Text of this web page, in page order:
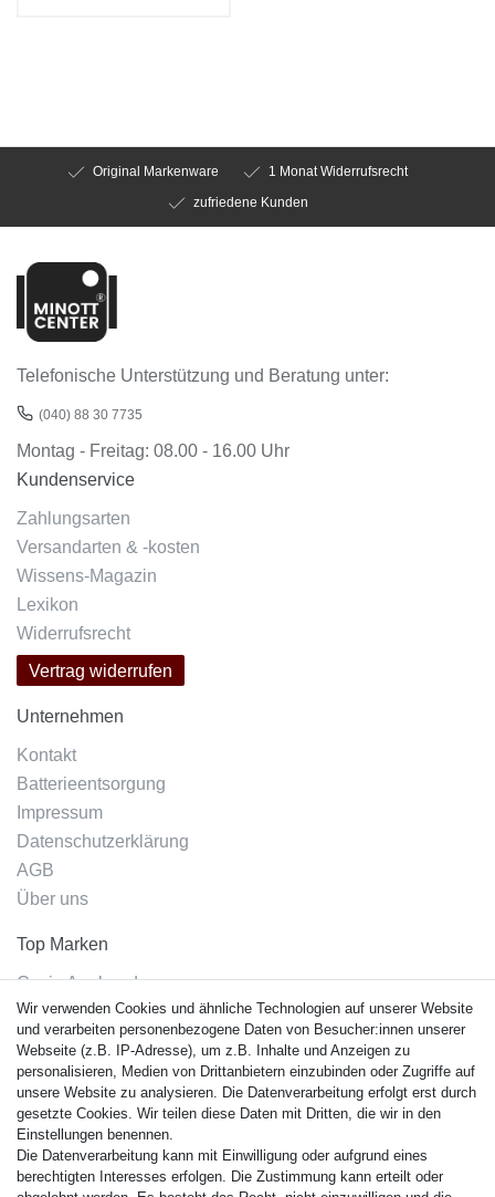
Original Markenware
1 Monat Widerrufsrecht
zufriedene Kunden
Telefonische Unterstützung und Beratung unter:
(040) 88 30 7735
Montag - Freitag: 08.00 - 16.00 Uhr
Kundenservice
Zahlungsarten
Versandarten & -kosten
Wissens-Magazin
Lexikon
Widerrufsrecht
Vertrag widerrufen
Unternehmen
Kontakt
Batterieentsorgung
Impressum
Datenschutzerklärung
AGB
Über uns
Top Marken
Casio Armband
Festina Armband
Citizen Armband
M. Lacroix Armband
J. Lemans Armband
Uhrenarmbänder - Alle
Sicherheit
Wir verwenden Cookies und ähnliche Technologien auf unserer Website
und verarbeiten personenbezogene Daten von Besucher:innen unserer
Webseite (z.B. IP-Adresse), um z.B. Inhalte und Anzeigen zu
personalisieren, Medien von Drittanbietern einzubinden oder Zugriffe auf
unsere Website zu analysieren. Die Datenverarbeitung erfolgt erst durch
gesetzte Cookies. Wir teilen diese Daten mit Dritten, die wir in den
Einstellungen benennen.
Die Datenverarbeitung kann mit Einwilligung oder aufgrund eines
berechtigten Interesses erfolgen. Die Zustimmung kann erteilt oder